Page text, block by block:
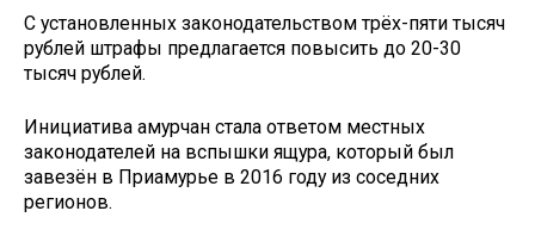
С установленных законодательством трёх-пяти тысяч
рублей штрафы предлагается повысить до 20-30
тысяч рублей.
Инициатива амурчан стала ответом местных
законодателей на вспышки ящура, который был
завезён в Приамурье в 2016 году из соседних
регионов.